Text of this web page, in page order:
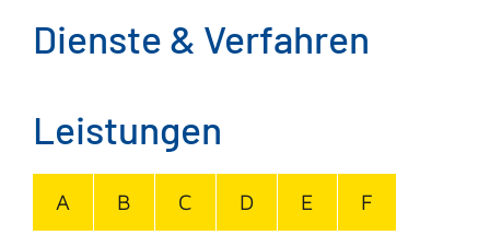
Dienste & Verfahren
Leistungen
A B C D E F